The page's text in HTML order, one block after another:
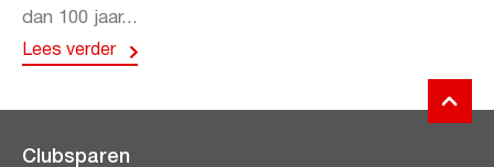
dan 100 jaar...
Lees verder
Clubsparen